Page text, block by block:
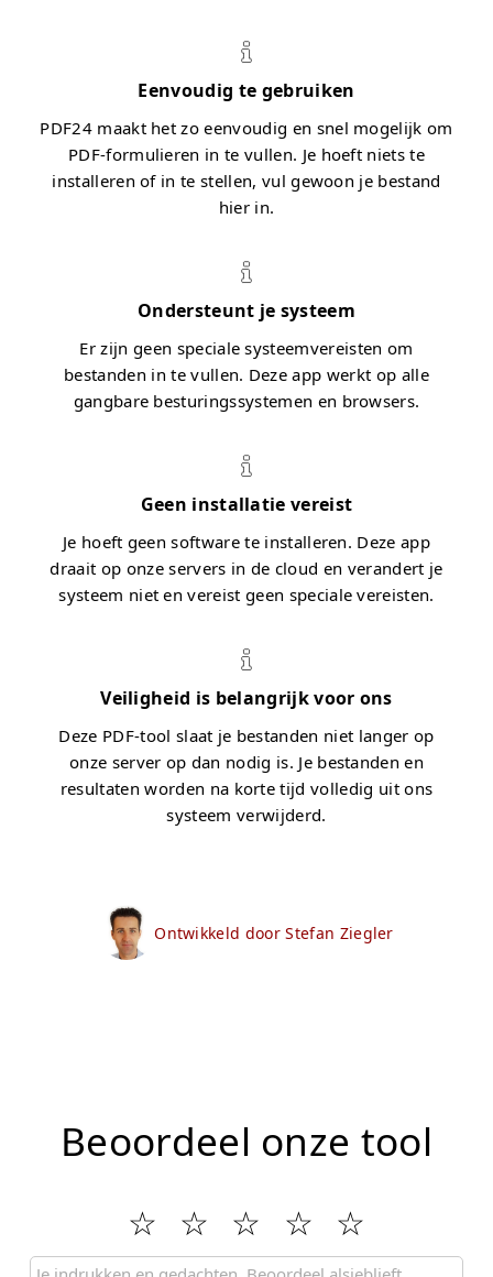
Eenvoudig te gebruiken
PDF24 maakt het zo eenvoudig en snel mogelijk om
PDF-formulieren in te vullen. Je hoeft niets te
installeren of in te stellen, vul gewoon je bestand
hier in.
Ondersteunt je systeem
Er zijn geen speciale systeemvereisten om
bestanden in te vullen. Deze app werkt op alle
gangbare besturingssystemen en browsers.
Geen installatie vereist
Je hoeft geen software te installeren. Deze app
draait op onze servers in de cloud en verandert je
systeem niet en vereist geen speciale vereisten.
Veiligheid is belangrijk voor ons
Deze PDF-tool slaat je bestanden niet langer op
onze server op dan nodig is. Je bestanden en
resultaten worden na korte tijd volledig uit ons
systeem verwijderd.
Ontwikkeld door Stefan Ziegler
Beoordeel onze tool